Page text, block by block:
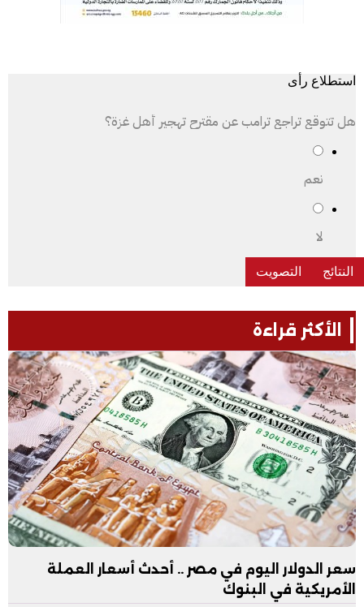
استطلاع رأى
هل تتوقع تراجع ترامب عن مقترح تهجير أهل غزة؟
نعم
لا
الأكثر قراءة
سعر الدولار اليوم في مصر .. أحدث أسعار العملة
الأمريكية في البنوك